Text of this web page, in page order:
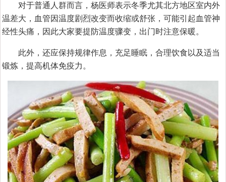
对于普通人群而言，杨医师表示冬季尤其北方地区室内外
温差大，血管因温度剧烈改变而收缩或舒张，可能引起血管神
经性头痛，因此大家要提防温度骤变，出门时注意保暖。
此外，还应保持规律作息，充足睡眠，合理饮食以及适当
锻炼，提高机体免疫力。